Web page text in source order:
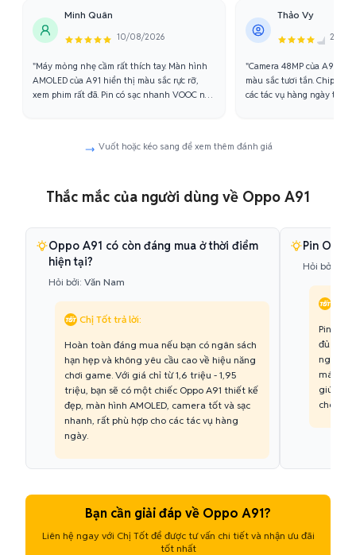
Minh Quân
10/08/2026
"Máy mỏng nhẹ cầm rất thích tay. Màn hình
AMOLED của A91 hiển thị màu sắc rực rỡ,
xem phim rất đã. Pin có sạc nhanh VOOC nên
Thảo Vy
21/07/
"Camera 48MP của A91
màu sắc tươi tắn. Chip
các tác vụ hàng ngày thì
Vuốt hoặc kéo sang để xem thêm đánh giá
Thắc mắc của người dùng về Oppo A91
Oppo A91 có còn đáng mua ở thời điểm
hiện tại?
Hỏi bởi: Văn Nam
Chị Tốt trả lời:
Hoàn toàn đáng mua nếu bạn có ngân sách
hạn hẹp và không yêu cầu cao về hiệu năng
chơi game. Với giá chỉ từ 1,6 triệu - 1,95
triệu, bạn sẽ có một chiếc Oppo A91 thiết kế
đẹp, màn hình AMOLED, camera tốt và sạc
nhanh, rất phù hợp cho các tác vụ hàng
ngày.
Pin Oppo
Hỏi bởi:
Pin của
đủ sức
ngày
máy
giúp
cho
Bạn cần giải đáp về Oppo A91?
Liên hệ ngay với Chị Tốt để được tư vấn chi tiết và nhận ưu đãi
tốt nhất